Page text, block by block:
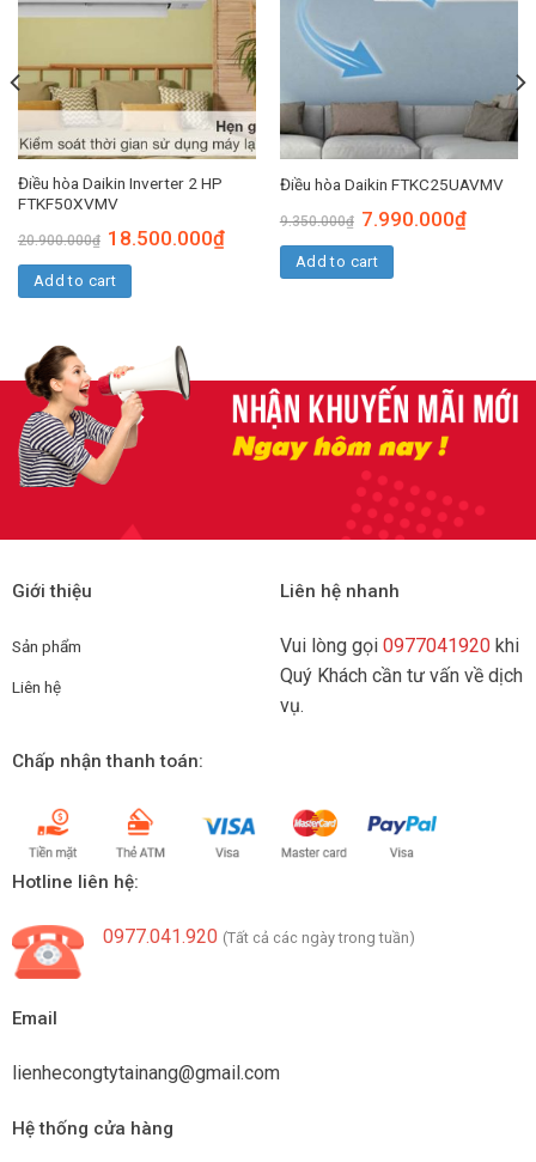
Điều hòa Daikin Inverter 2 HP
FTKF50XVMV
20.900.000₫ 18.500.000₫
Add to cart
Điều hòa Daikin FTKC25UAVMV
9.350.000₫ 7.990.000₫
Add to cart
Giới thiệu
Sản phẩm
Liên hệ
Liên hệ nhanh
Vui lòng gọi 0977041920khi
Quý Khách cần tư vấn về dịch
vụ.
Chấp nhận thanh toán:
Hotline liên hệ:
0977.041.920 (Tất cả các ngày trong tuần)
Email
lienhecongtytainang@gmail.com
Hệ thống cửa hàng